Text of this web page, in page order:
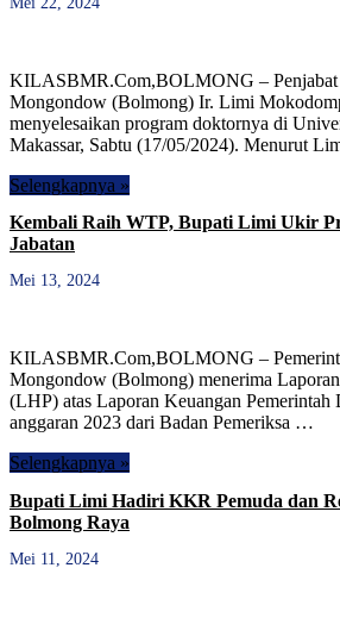
KILASBMR.Com,BOLMONG – Penjabat
Mongondow (Bolmong) Ir. Limi
menyelesaikan program doktornya di
Makassar, Sabtu (17/05/2024). Menurut
Selengkapnya »
Kembali Raih WTP, Bupati Limi Ukir
Jabatan
Mei 13, 2024
KILASBMR.Com,BOLMONG –
Mongondow (Bolmong) menerima
(LHP) atas Laporan Keuangan
anggaran 2023 dari Badan Pemeriksa …
Selengkapnya »
Bupati Limi Hadiri KKR Pemuda dan
Bolmong Raya
Mei 11, 2024